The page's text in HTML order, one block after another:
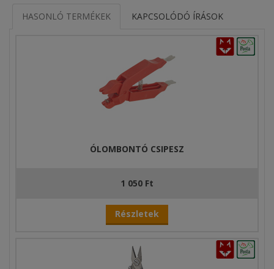
HASONLÓ TERMÉKEK KAPCSOLÓDÓ ÍRÁSOK
ÓLOMBONTÓ CSIPESZ
1 050 Ft
Részletek